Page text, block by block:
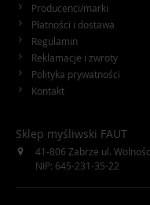
Producenci/marki
Płatności i dostawa
Regulamin
Reklamacje i zwroty
Polityka prywatności
Kontakt
Sklep myśliwski FAUT
41-806 Zabrze ul.
NIP: 645-231-35-22